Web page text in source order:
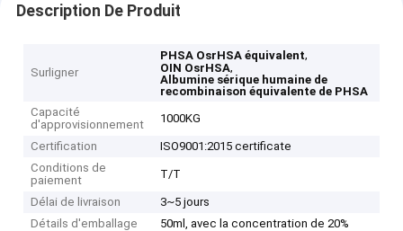
Description De Produit
Surligner
PHSA OsrHSA équivalent,
OIN OsrHSA,
Albumine sérique humaine de
recombinaison équivalente de PHSA
Capacité
d'approvisionnement
1000KG
Certification
ISO9001:2015 certificate
Conditions de
paiement
T/T
Délai de livraison
3~5 jours
Détails d'emballage
50ml, avec la concentration de 20%